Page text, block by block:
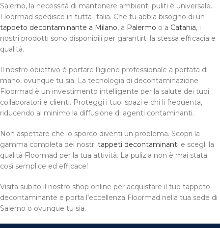
Salerno, la necessità di mantenere ambienti puliti è universale.
Floormad spedisce in tutta Italia. Che tu abbia bisogno di un
tappeto decontaminante a Milano, a Palermo o a Catania, i
nostri prodotti sono disponibili per garantirti la stessa efficacia e
qualità.
Il nostro obiettivo è portare l’igiene professionale a portata di
mano, ovunque tu sia. La tecnologia di decontaminazione
Floormad è un investimento intelligente per la salute dei tuoi
collaboratori e clienti. Proteggi i tuoi spazi e chi li frequenta,
riducendo al minimo la diffusione di agenti contaminanti.
Non aspettare che lo sporco diventi un problema. Scopri la
gamma completa dei nostri tappeti decontaminanti e scegli la
qualità Floormad per la tua attività. La pulizia non è mai stata
così semplice ed efficace!
Visita subito il nostro shop online per acquistare il tuo tappeto
decontaminante e porta l’eccellenza Floormad nella tua sede di
Salerno o ovunque tu sia.